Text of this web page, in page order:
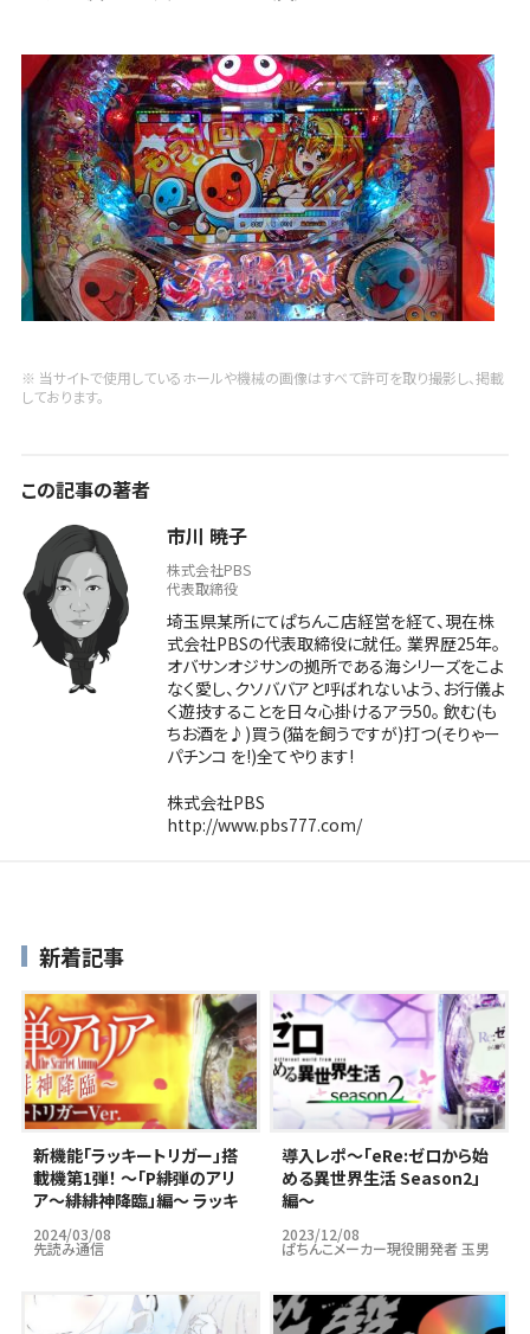
※ 当サイトで使用しているホールや機械の画像はすべて許可を取り撮影し、掲載
しております。
この記事の著者
市川 暁子
株式会社PBS
代表取締役
埼玉県某所にてぱちんこ店経営を経て、現在株
式会社PBSの代表取締役に就任。 業界歴25年。
オバサンオジサンの拠所である海シリーズをこよ
なく愛し、クソババアと呼ばれないよう、お行儀よ
く遊技することを日々心掛けるアラ50。 飲む(も
ちお酒を♪)買う(猫を飼うですが)打つ(そりゃー
パチンコ を!)全てやります!
株式会社PBS
http://www.pbs777.com/
新着記事
新機能「ラッキートリガー」搭
載機第1弾！ ～「P緋弾のアリ
ア～緋緋神降臨」編～ ラッキ
ートリガーはパチンコ市場の
救世主となりうるのか…？
2024/03/08
先読み通信
導入レポ～｢eRe:ゼロから始
める異世界生活 Season2」
編～
2023/12/08
ぱちんこメーカー現役開発者 玉男